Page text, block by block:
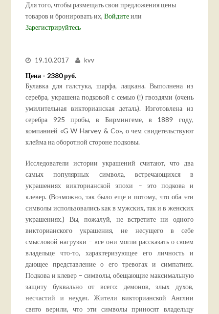
Для того, чтобы размещать свои предложения цены
товаров и бронировать их,Войдитеили
Зарегистрируйтесь
19.10.2017 kvv
Цена - 2380 руб.
Булавка для галстука, шарфа, лацкана. Выполнена из
серебра, украшена подковой с семью (!) гвоздями (очень
умилительная викторианская деталь). Изготовлена из
серебра 925 пробы, в Бирмингеме, в 1889 году,
компанией «G W Harvey & Co», о чем свидетельствуют
клейма на оборотной стороне подковы.
Исследователи истории украшений считают, что два
самых популярных символа, встречающихся в
украшениях викторианской эпохи – это подкова и
клевер. (Возможно, так было еще и потому, что оба эти
символы использовались как в мужских, так и в женских
украшениях.) Вы, пожалуй, не встретите ни одного
викторианского украшения, не несущего в себе
смысловой нагрузки – все они могли рассказать о своем
владельце что-то, характеризующее его личность и
дающее представление о его тревогах и симпатиях.
Подкова и клевер – символы, обещающие максимальную
защиту буквально от всего: демонов, злых духов,
несчастий и неудач. Жители викторианской Англии
свято верили, что эти символы приносят владельцу